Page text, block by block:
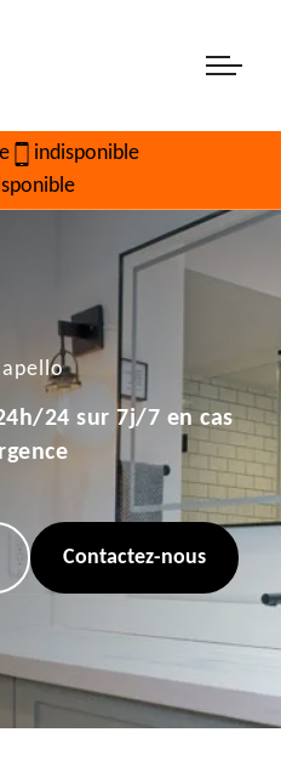
indisponible
24 sur 7j/7 en cas
Contactez-nous